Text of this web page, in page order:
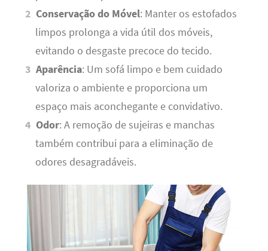
Conservação do Móvel: Manter os estofados
limpos prolonga a vida útil dos móveis,
evitando o desgaste precoce do tecido.
Aparência: Um sofá limpo e bem cuidado
valoriza o ambiente e proporciona um
espaço mais aconchegante e convidativo.
Odor: A remoção de sujeiras e manchas
também contribui para a eliminação de
odores desagradáveis.